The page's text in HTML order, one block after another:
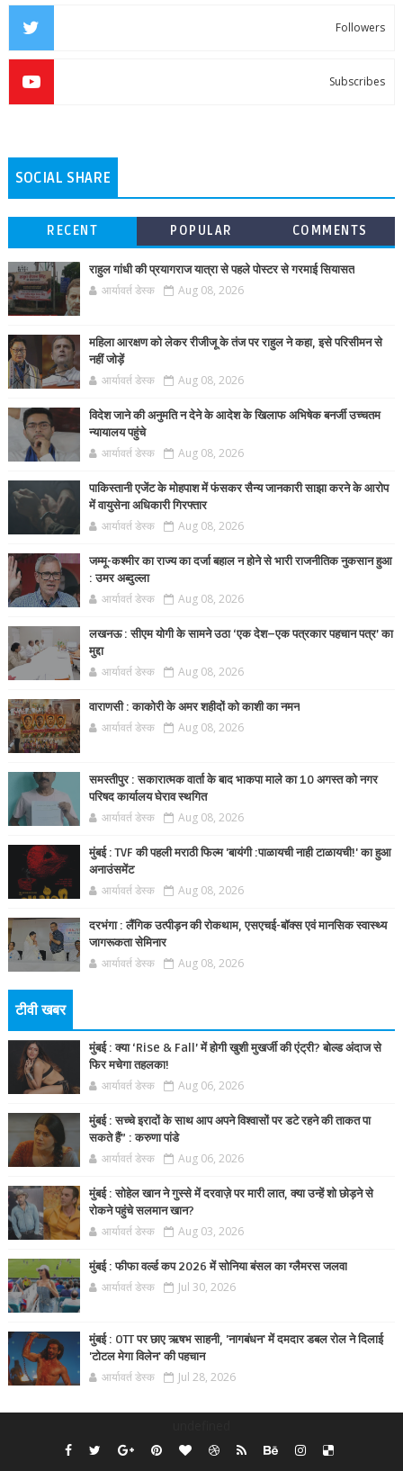
Followers
Subscribes
SOCIAL SHARE
RECENT POPULAR COMMENTS
राहुल गांधी की प्रयागराज यात्रा से पहले पोस्टर से गरमाई सियासत
आर्यावर्त डेस्क Aug 08, 2026
महिला आरक्षण को लेकर रीजीजू के तंज पर राहुल ने कहा, इसे परिसीमन से
नहीं जोड़ें
आर्यावर्त डेस्क Aug 08, 2026
विदेश जाने की अनुमति न देने के आदेश के खिलाफ अभिषेक बनर्जी उच्चतम
न्यायालय पहुंचे
आर्यावर्त डेस्क Aug 08, 2026
पाकिस्तानी एजेंट के मोहपाश में फंसकर सैन्य जानकारी साझा करने के आरोप
में वायुसेना अधिकारी गिरफ्तार
आर्यावर्त डेस्क Aug 08, 2026
जम्मू-कश्मीर का राज्य का दर्जा बहाल न होने से भारी राजनीतिक नुकसान हुआ
: उमर अब्दुल्ला
आर्यावर्त डेस्क Aug 08, 2026
लखनऊ : सीएम योगी के सामने उठा ‘एक देश–एक पत्रकार पहचान पत्र’ का
मुद्दा
आर्यावर्त डेस्क Aug 08, 2026
वाराणसी : काकोरी के अमर शहीदों को काशी का नमन
आर्यावर्त डेस्क Aug 08, 2026
समस्तीपुर : सकारात्मक वार्ता के बाद भाकपा माले का 10 अगस्त को नगर
परिषद कार्यालय घेराव स्थगित
आर्यावर्त डेस्क Aug 08, 2026
मुंबई : TVF की पहली मराठी फिल्म 'बायंगी :पाळायची नाही टाळायची!' का हुआ
अनाउंसमेंट
आर्यावर्त डेस्क Aug 08, 2026
दरभंगा : लैंगिक उत्पीड़न की रोकथाम, एसएचई-बॉक्स एवं मानसिक स्वास्थ्य
जागरूकता सेमिनार
आर्यावर्त डेस्क Aug 08, 2026
टीवी खबर
मुंबई : क्या ‘Rise & Fall’ में होगी खुशी मुखर्जी की एंट्री? बोल्ड अंदाज से
फिर मचेगा तहलका!
आर्यावर्त डेस्क Aug 06, 2026
मुंबई : सच्चे इरादों के साथ आप अपने विश्वासों पर डटे रहने की ताकत पा
सकते हैं” : करुणा पांडे
आर्यावर्त डेस्क Aug 06, 2026
मुंबई : सोहेल खान ने गुस्से में दरवाज़े पर मारी लात, क्या उन्हें शो छोड़ने से
रोकने पहुंचे सलमान खान?
आर्यावर्त डेस्क Aug 03, 2026
मुंबई : फीफा वर्ल्ड कप 2026 में सोनिया बंसल का ग्लैमरस जलवा
आर्यावर्त डेस्क Jul 30, 2026
मुंबई : OTT पर छाए ऋषभ साहनी, 'नागबंधन' में दमदार डबल रोल ने दिलाई
'टोटल मेगा विलेन' की पहचान
आर्यावर्त डेस्क Jul 28, 2026